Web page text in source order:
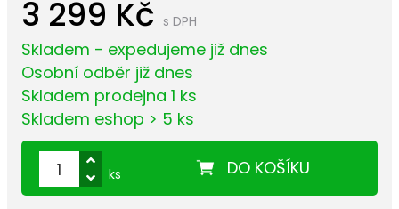
3 299 Kč s DPH
Skladem - expedujeme již dnes
Osobní odběr již dnes
Skladem prodejna 1 ks
Skladem eshop > 5 ks
DO KOŠÍKU
ks